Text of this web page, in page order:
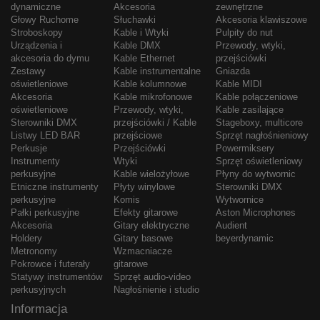
dynamiczne
Głowy Ruchome
Stroboskopy
Urządzenia i
akcesoria do dymu
Zestawy
oświetleniowe
Akcesoria
oświetleniowe
Sterowniki DMX
Listwy LED BAR
Perkusje
Instrumenty
perkusyjne
Etniczne instrumenty
perkusyjne
Pałki perkusyjne
Akcesoria
Holdery
Metronomy
Pokrowce i futerały
Statywy instrumentów
perkusyjnych
Akcesoria
Słuchawki
Kable i Wtyki
Kable DMX
Kable Ethernet
Kable instrumentalne
Kable kolumnowe
Kable mikrofonowe
Przewody, wtyki,
przejściówki / Kable
przejściowe
Przejściówki
Wtyki
Kable wielożyłowe
Płyty winylowe
Komis
Efekty gitarowe
Gitary elektryczne
Gitary basowe
Wzmacniacze
gitarowe
Sprzęt audio-video
Nagłośnienie i studio
zewnętrzne
Akcesoria klawiszowe
Pulpity do nut
Przewody, wtyki,
przejściówki
Gniazda
Kable MIDI
Kable połączeniowe
Kable zasilające
Stageboxy, multicore
Sprzęt nagłośnieniowy
Powermiksery
Sprzęt oświetleniowy
Płyny do wytwornic
Sterowniki DMX
Wytwornice
Aston Microphones
Audient
beyerdynamic
Informacja